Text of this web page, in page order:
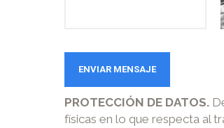
PROTECCIÓN DE DATOS.
físicas en lo que respecta al